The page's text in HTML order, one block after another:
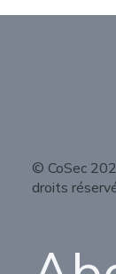
© CoSec
droits